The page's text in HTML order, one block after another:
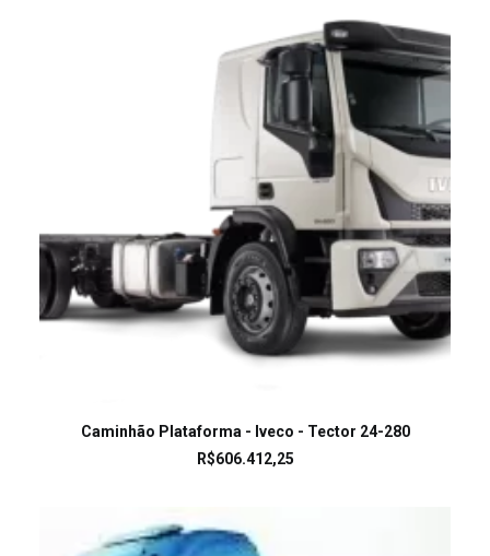
LEIA MAIS
Caminhão Plataforma - Iveco - Tector 24-280
R$606.412,25